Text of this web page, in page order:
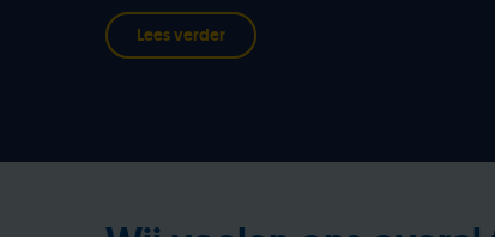
Lees verder